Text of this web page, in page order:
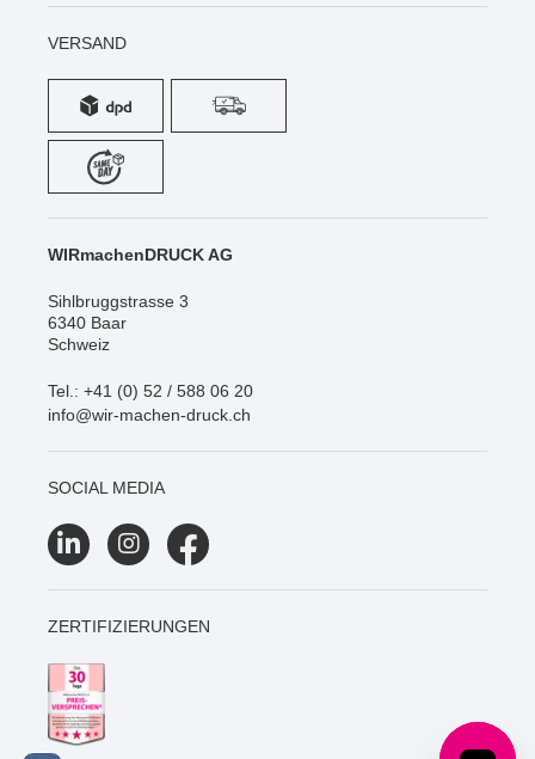
VERSAND
WIRmachenDRUCK AG
Sihlbruggstrasse 3
6340 Baar
Schweiz
Tel.: +41 (0) 52 / 588 06 20
info@wir-machen-druck.ch
SOCIAL MEDIA
ZERTIFIZIERUNGEN